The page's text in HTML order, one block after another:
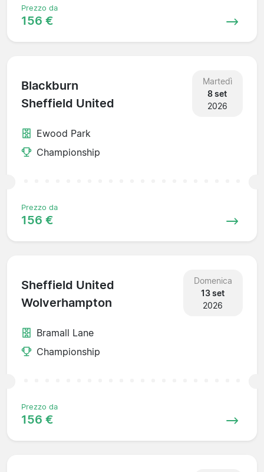
Prezzo da
156 €
Blackburn
Sheffield United
Martedì
8 set
2026
Ewood Park
Championship
Prezzo da
156 €
Sheffield United
Wolverhampton
Domenica
13 set
2026
Bramall Lane
Championship
Prezzo da
156 €